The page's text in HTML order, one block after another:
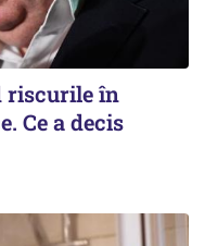
riscurile în
Ce a decis